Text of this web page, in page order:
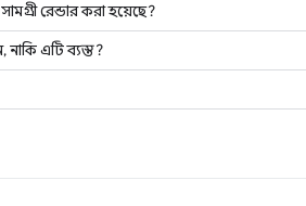
রেন্ডার করা হয়েছে?
নাকি এটি ব্যস্ত?